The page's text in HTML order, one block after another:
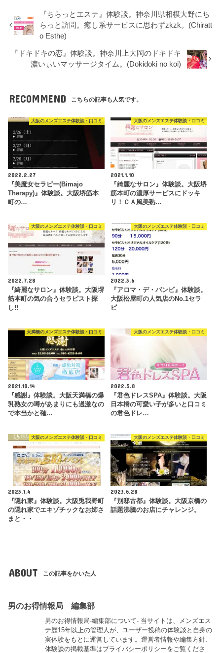
『ちらっとエステ』体験談。神奈川県相模大野にち
らっと訪問。癒し系サービスに思わずzkzk。(Chiratt
o Esthe)
『ドキドキの恋』体験談。神奈川上大岡のドキドキ
濃いぃいマッサージタイム。(Dokidoki no koi)
RECOMMEND こちらの記事も人気です。
大阪のメンズエステ体験談・口コミ
2022.2.27
『美魔女セラピー(Bimajo
Therapy)』体験談。大阪堺筋本
町の…
大阪のメンズエステ体験談・口コミ
2021.1.10
『綺麗なサロン』体験談。大阪堺
筋本町の濃厚サービスにドッキ
リ！ＣＡ風美熟…
大阪のメンズエステ体験談・口コミ
2022.7.28
『綺麗なサロン』体験談。大阪堺
筋本町の気の合うセラピスト探
し!!
大阪のメンズエステ体験談・口コミ
2022.3.6
『アロマ・デ・バンビ』体験談。
大阪松屋町の人気店のNo.1セラ
ピ
天満橋のメンズエステ体験談・口コミ
2021.10.14
『感謝』体験談。大阪天満橋の爆
乳熟女の噂があまりにも過激なの
で本当かと確…
大阪のメンズエステ体験談・口コミ
2022.5.8
『君色ドレスSPA』体験談。大阪
日本橋の可愛い子が多いと口コミ
の君色ドレ…
大阪のメンズエステ体験談・口コミ
2023.1.4
『隠れ家』体験談。大阪兎我野町
の隠れ家でエキゾチックなお姉さ
まと・・
大阪のメンズエステ体験談・口コミ
2023.6.28
『別邸古都』体験談。大阪京橋の
話題沸騰のお店にチャレンジ。
ABOUT この記事をかいた人
男のお得情報局 編集部
男のお得情報局-編集部について- 当サイトは、メンズエス
テ歴15年以上の管理人が、ユーザー投稿の体験談と自身の
実体験をもとに運営しています。運営者情報や編集方針、
体験談の掲載基準はプライバシーポリシーをご覧くださ